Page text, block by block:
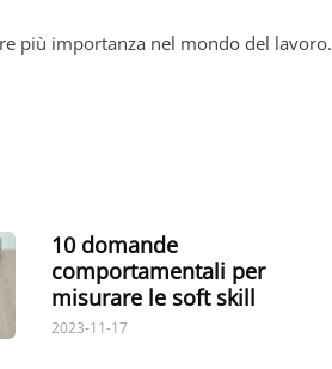
più importanza nel mondo del lavoro.
10 domande
comportamentali per
misurare le soft skill
2023-11-17